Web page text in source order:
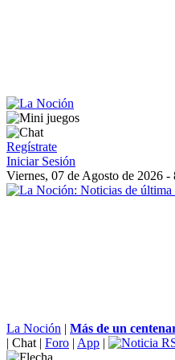
Regístrate
Iniciar Sesión
Viernes, 07 de Agosto de 2026 -
La Noción | Más de un
| Chat | Foro | App |